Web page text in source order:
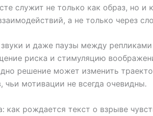
служит не только как образ, но
а не только через
и даже паузы между
риска и стимуляцию
решение может изменить
мотивации не всегда очевидны.
как рождается текст о взрыве